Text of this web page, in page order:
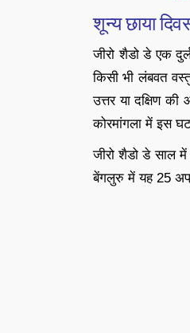
शून्य छाया
जीरो शैडो डे एक
किसी भी लंबवत
उत्तर या दक्षिण
कोरमांगला में इस
जीरो शैडो डे साल
बेंगलुरु में यह 25